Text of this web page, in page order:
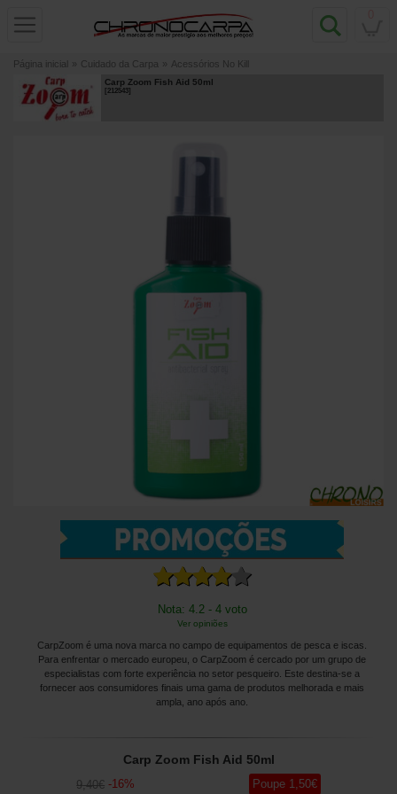
Página inicial » Cuidado da Carpa » Acessórios No Kill
Carp Zoom Fish Aid 50ml
[212543]
Nota: 4.2 - 4 voto
Ver opiniões
CarpZoom é uma nova marca no campo de equipamentos de pesca e iscas.
Para enfrentar o mercado europeu, o CarpZoom é cercado por um grupo de
especialistas com forte experiência no setor pesqueiro. Este destina-se a
fornecer aos consumidores finais uma gama de produtos melhorada e mais
ampla, ano após ano.
Carp Zoom Fish Aid 50ml
9,40€ -16% Poupe 1 ,50€